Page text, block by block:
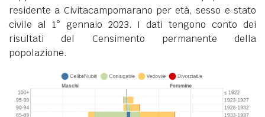
residente a Civitacampomarano per età, sesso e stato
civile al 1° gennaio 2023. I dati tengono conto dei
risultati del Censimento permanente della
popolazione.